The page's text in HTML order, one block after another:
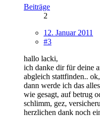
Beiträge
2
12. Januar 2011
#3
hallo lacki,
ich danke dir für deine
abgleich stattfinden..
dann werde ich das
wie gesagt, auf betrug
schlimm, gez,
herzlichen dank noch